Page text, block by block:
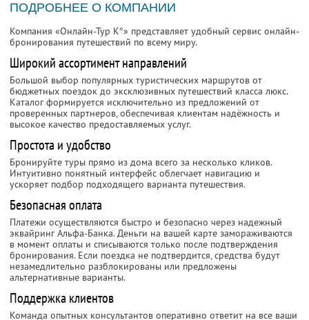
ПОДРОБНЕЕ О КОМПАНИИ
Компания «Онлайн-Тур К°» представляет удобный сервис онлайн-
бронирования путешествий по всему миру.
Широкий ассортимент направлений
Большой выбор популярных туристических маршрутов от
бюджетных поездок до эксклюзивных путешествий класса люкс.
Каталог формируется исключительно из предложений от
проверенных партнеров, обеспечивая клиентам надёжность и
высокое качество предоставляемых услуг.
Простота и удобство
Бронируйте туры прямо из дома всего за несколько кликов.
Интуитивно понятный интерфейс облегчает навигацию и
ускоряет подбор подходящего варианта путешествия.
Безопасная оплата
Платежи осуществляются быстро и безопасно через надежный
эквайринг Альфа-Банка. Деньги на вашей карте замораживаются
в момент оплаты и списываются только после подтверждения
бронирования. Если поездка не подтвердится, средства будут
незамедлительно разблокированы или предложены
альтернативные варианты.
Поддержка клиентов
Команда опытных консультантов оперативно ответит на все ваши